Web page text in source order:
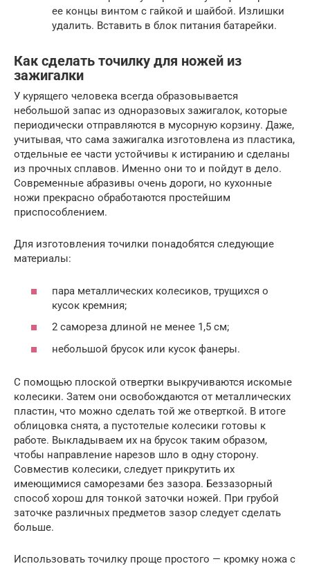
ее концы винтом с гайкой и шайбой. Излишки
удалить. Вставить в блок питания батарейки.
Как сделать точилку для ножей из
зажигалки
У курящего человека всегда образовывается
небольшой запас из одноразовых зажигалок, которые
периодически отправляются в мусорную корзину. Даже,
учитывая, что сама зажигалка изготовлена из пластика,
отдельные ее части устойчивы к истиранию и сделаны
из прочных сплавов. Именно они то и пойдут в дело.
Современные абразивы очень дороги, но кухонные
ножи прекрасно обработаются простейшим
приспособлением.
Для изготовления точилки понадобятся следующие
материалы:
пара металлических колесиков, трущихся о
кусок кремния;
2 самореза длиной не менее 1,5 см;
небольшой брусок или кусок фанеры.
С помощью плоской отвертки выкручиваются искомые
колесики. Затем они освобождаются от металлических
пластин, что можно сделать той же отверткой. В итоге
облицовка снята, а пустотелые колесики готовы к
работе. Выкладываем их на брусок таким образом,
чтобы направление нарезов шло в одну сторону.
Совместив колесики, следует прикрутить их
имеющимися саморезами без зазора. Беззазорный
способ хорош для тонкой заточки ножей. При грубой
заточке различных предметов зазор следует сделать
больше.
Использовать точилку проще простого — кромку ножа с